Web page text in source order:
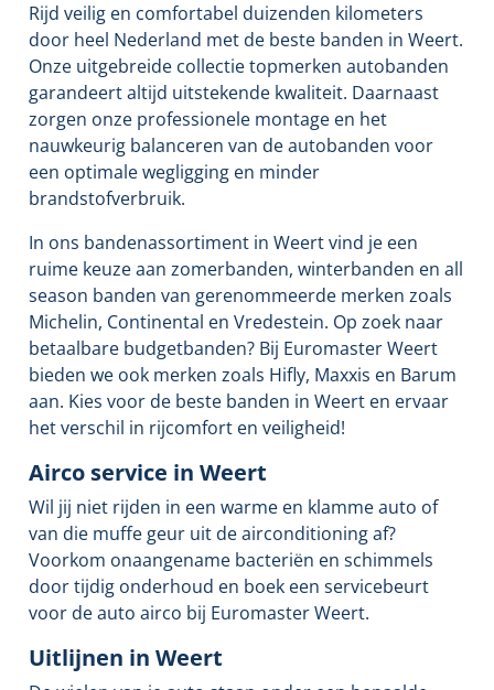
Rijd veilig en comfortabel duizenden kilometers
door heel Nederland met de beste banden in Weert.
Onze uitgebreide collectie topmerken autobanden
garandeert altijd uitstekende kwaliteit. Daarnaast
zorgen onze professionele montage en het
nauwkeurig balanceren van de autobanden voor
een optimale wegligging en minder
brandstofverbruik.
In ons bandenassortiment in Weert vind je een
ruime keuze aan zomerbanden, winterbanden en all
season banden van gerenommeerde merken zoals
Michelin, Continental en Vredestein. Op zoek naar
betaalbare budgetbanden? Bij Euromaster Weert
bieden we ook merken zoals Hifly, Maxxis en Barum
aan. Kies voor de beste banden in Weert en ervaar
het verschil in rijcomfort en veiligheid!
Airco service in Weert
Wil jij niet rijden in een warme en klamme auto of
van die muffe geur uit de airconditioning af?
Voorkom onaangename bacteriën en schimmels
door tijdig onderhoud en boek een servicebeurt
voor de auto airco bij Euromaster Weert.
Uitlijnen in Weert